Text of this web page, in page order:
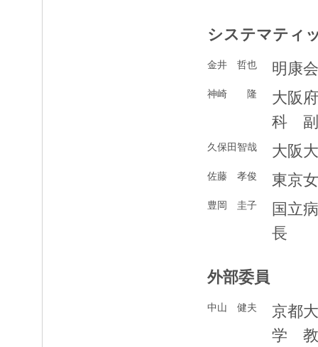
システマティ
金井 哲也 明康
神崎 隆
大阪
科 副
久保田智哉 大阪
佐藤 孝俊 東京
豊岡 圭子
国立
長
外部委員
中山 健夫
京都
学